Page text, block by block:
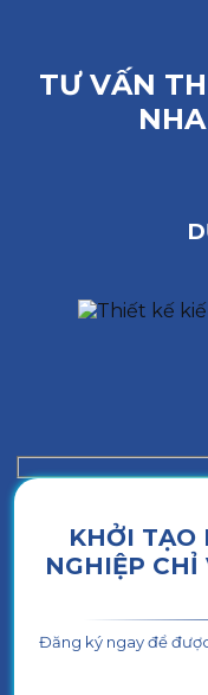
TƯ VẤN
KHỞI TẠO
NGHIỆP
Đăng ký ngay để